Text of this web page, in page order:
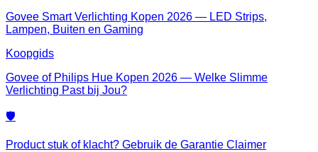
Govee Smart Verlichting Kopen 2026 — LED Strips,
Lampen, Buiten en Gaming
Koopgids
Govee of Philips Hue Kopen 2026 — Welke Slimme
Verlichting Past bij Jou?
🛡️
Product stuk of klacht? Gebruik de Garantie Claimer